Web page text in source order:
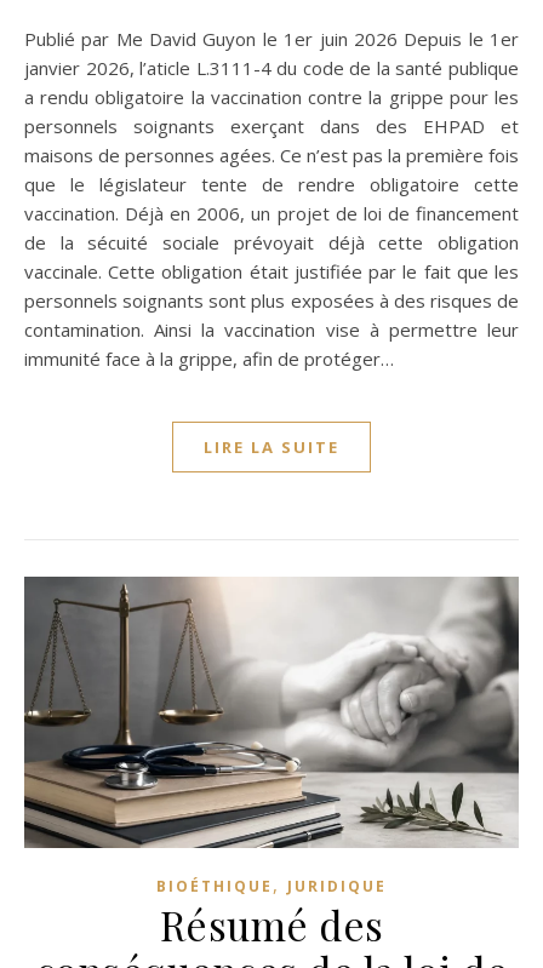
Publié par Me David Guyon le 1er juin 2026 Depuis le 1er
janvier 2026, l’aticle L.3111-4 du code de la santé publique
a rendu obligatoire la vaccination contre la grippe pour les
personnels soignants exerçant dans des EHPAD et
maisons de personnes agées. Ce n’est pas la première fois
que le législateur tente de rendre obligatoire cette
vaccination. Déjà en 2006, un projet de loi de financement
de la sécuité sociale prévoyait déjà cette obligation
vaccinale. Cette obligation était justifiée par le fait que les
personnels soignants sont plus exposées à des risques de
contamination. Ainsi la vaccination vise à permettre leur
immunité face à la grippe, afin de protéger…
LIRE LA SUITE
BIOÉTHIQUE , JURIDIQUE
Résumé des